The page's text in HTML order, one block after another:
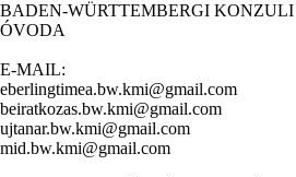
BADEN-WÜRTTEMBERGI
ÓVODA
E-MAIL:
eberlingtimea.bw.kmi@gmail.com
beiratkozas.bw.kmi@gmail.com
ujtanar.bw.kmi@gmail.com
mid.bw.kmi@gmail.com